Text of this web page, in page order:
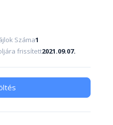
Száma1
frissített2021.09.07.